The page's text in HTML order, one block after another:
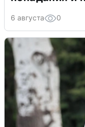
6 августа 0